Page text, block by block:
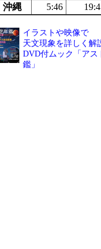
沖縄
5:46
イラストや映像で
天文現象を詳しく解
DVD付ムック「アス
鑑」